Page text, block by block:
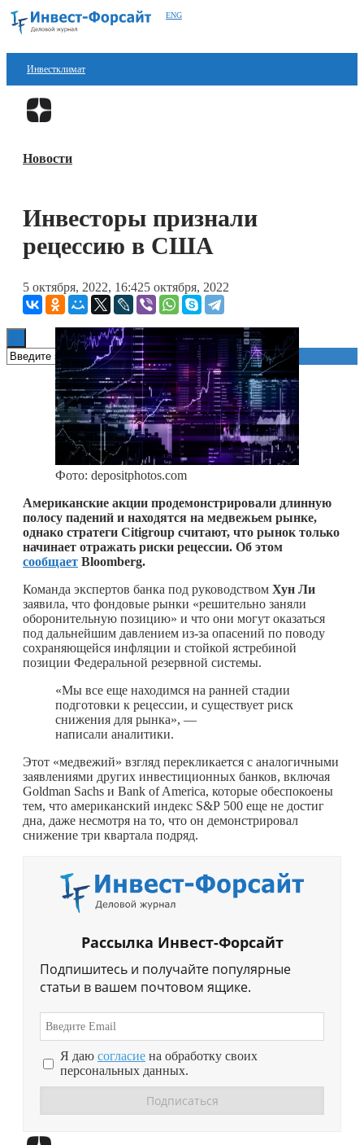
ENG
Инвестклимат
Финансы
Блокчейн
Книги
Новости
Инвесторы признали
рецессию в США
5 октября, 2022, 16:425 октября, 2022
Фото: depositphotos.com
Американские акции продемонстрировали длинную
полосу падений и находятся на медвежьем рынке,
однако стратеги Citigroup считают, что рынок только
начинает отражать риски рецессии. Об этом
сообщает Bloomberg.
Команда экспертов банка под руководством Хун Ли
заявила, что фондовые рынки «решительно заняли
оборонительную позицию» и что они могут оказаться
под дальнейшим давлением из-за опасений по поводу
сохраняющейся инфляции и стойкой ястребиной
позиции Федеральной резервной системы.
«Мы все еще находимся на ранней стадии
подготовки к рецессии, и существует риск
снижения для рынка», —
написали аналитики.
Этот «медвежий» взгляд перекликается с аналогичными
заявлениями других инвестиционных банков, включая
Goldman Sachs и Bank of America, которые обеспокоены
тем, что американский индекс S&P 500 еще не достиг
дна, даже несмотря на то, что он демонстрировал
снижение три квартала подряд.
Рассылка Инвест-Форсайт
Подпишитесь и получайте популярные
статьи в вашем почтовом ящике.
Я даю согласие на обработку своих
персональных данных.